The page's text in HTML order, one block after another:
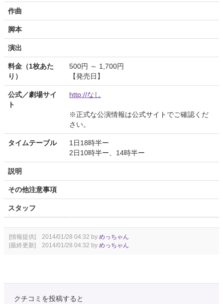
作曲
脚本
演出
料金（1枚あた
り）
500円 ～ 1,700円
【発売日】
公式／劇場サイ
ト
http://なし
※正式な公演情報は公式サイトでご確認くだ
さい。
タイムテーブル
1日18時半ー
2日10時半ー、14時半ー
説明
その他注意事項
スタッフ
[情報提供] 2014/01/28 04:32 by めっちゃん
[最終更新] 2014/01/28 04:32 by めっちゃん
クチコミを投稿すると